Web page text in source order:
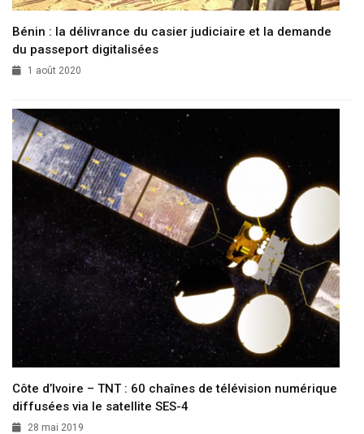
Bénin : la délivrance du casier judiciaire et la demande
du passeport digitalisées
1 août 2020
Côte d’Ivoire – TNT : 60 chaînes de télévision numérique
diffusées via le satellite SES-4
28 mai 2019